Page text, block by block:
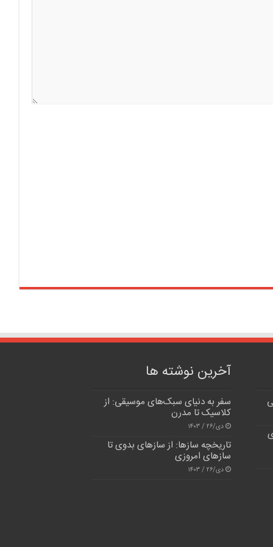
آخرین نوشته ها
سفر به دنیای سبک‌های موسیقی: از
کلاسیک تا مدرن
دی/۲۶ / ۱۴۰۳
تاریخچه سازها: از سازهای بدوی تا
سازهای امروزی
دی/۲۶ / ۱۴۰۳